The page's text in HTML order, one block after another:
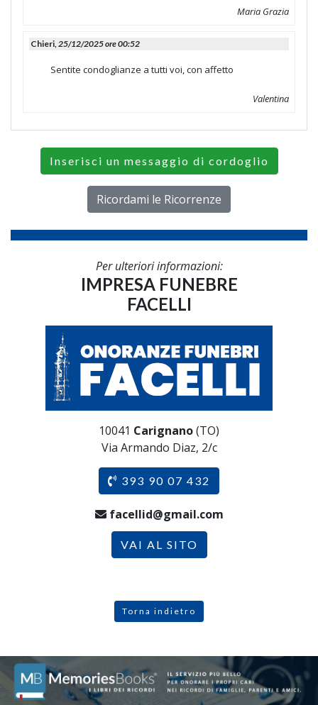
Maria Grazia
Chieri,25/12/2025 ore 00:52
Sentite condoglianze a tutti voi, con affetto
Valentina
Inserisci un messaggio di cordoglio
Ricordami le Ricorrenze
Per ulteriori informazioni:
IMPRESA FUNEBRE
FACELLI
10041 Carignano(TO)
Via Armando Diaz, 2/c
393 90 07 432
facellid@gmail.com
VAI AL SITO
Torna indietro